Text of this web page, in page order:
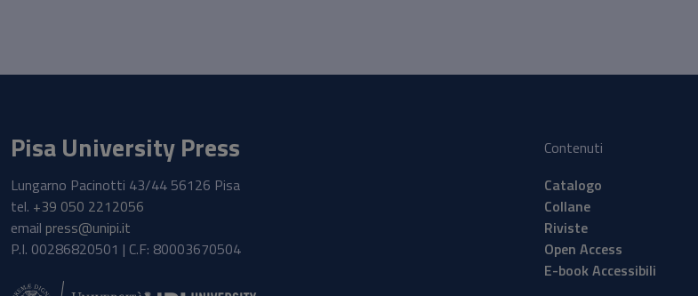
Pisa University Press
Lungarno Pacinotti 43/44 56126 Pisa
tel. +39 050 2212056
email press@unipi.it
P.I. 00286820501 | C.F: 80003670504
Contenuti
Catalogo
Collane
Riviste
Open Access
E-book Accessibili